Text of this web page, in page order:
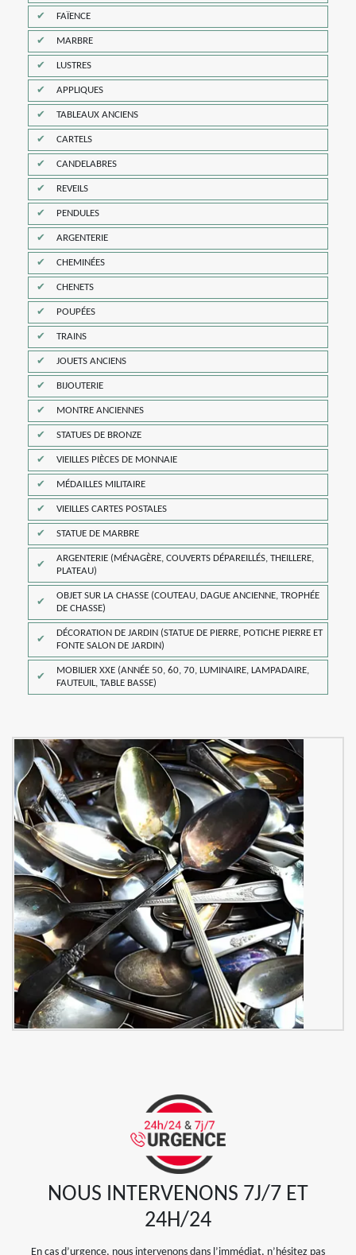
FAÏENCE
MARBRE
LUSTRES
APPLIQUES
TABLEAUX ANCIENS
CARTELS
CANDELABRES
REVEILS
PENDULES
ARGENTERIE
CHEMINÉES
CHENETS
POUPÉES
TRAINS
JOUETS ANCIENS
BIJOUTERIE
MONTRE ANCIENNES
STATUES DE BRONZE
VIEILLES PIÈCES DE MONNAIE
MÉDAILLES MILITAIRE
VIEILLES CARTES POSTALES
STATUE DE MARBRE
ARGENTERIE (MÉNAGÈRE, COUVERTS DÉPAREILLÉS, THEILLERE,
PLATEAU)
OBJET SUR LA CHASSE (COUTEAU, DAGUE ANCIENNE, TROPHÉE
DE CHASSE)
DÉCORATION DE JARDIN (STATUE DE PIERRE, POTICHE PIERRE ET
FONTE SALON DE JARDIN)
MOBILIER XXE (ANNÉE 50, 60, 70, LUMINAIRE, LAMPADAIRE,
FAUTEUIL, TABLE BASSE)
NOUS INTERVENONS 7J/7 ET
24H/24
En cas d’urgence, nous intervenons dans l’immédiat, n’hésitez pas